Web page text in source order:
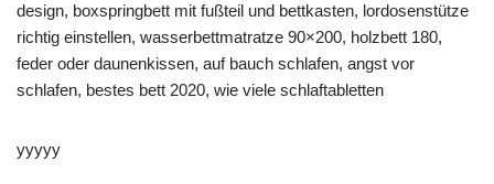
design, boxspringbett mit fußteil und bettkasten, lordosenstütze
richtig einstellen, wasserbettmatratze 90×200, holzbett 180,
feder oder daunenkissen, auf bauch schlafen, angst vor
schlafen, bestes bett 2020, wie viele schlaftabletten
yyyyy